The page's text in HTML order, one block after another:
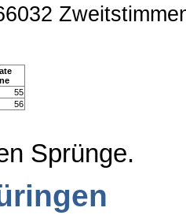
55
56
Sprünge.